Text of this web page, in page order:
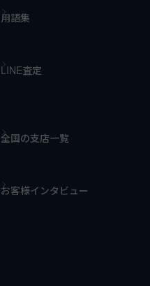
用語集
LINE査定
全国の支店一覧
お客様インタビュー